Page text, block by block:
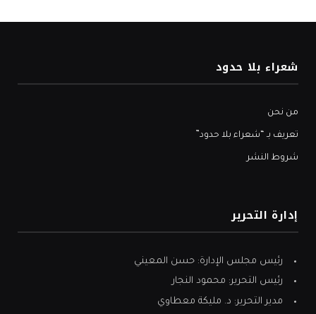
شعراء بلا حدود
من نحن
تعريف بـ “شعراء بلا حدود”
شروط النشر
إدارة التحرير
رئيس مجلس الإدارة: حسن المعيني
رئيس التحرير: محمود النجار
مدير التحرير: د. مليكة معطاوي